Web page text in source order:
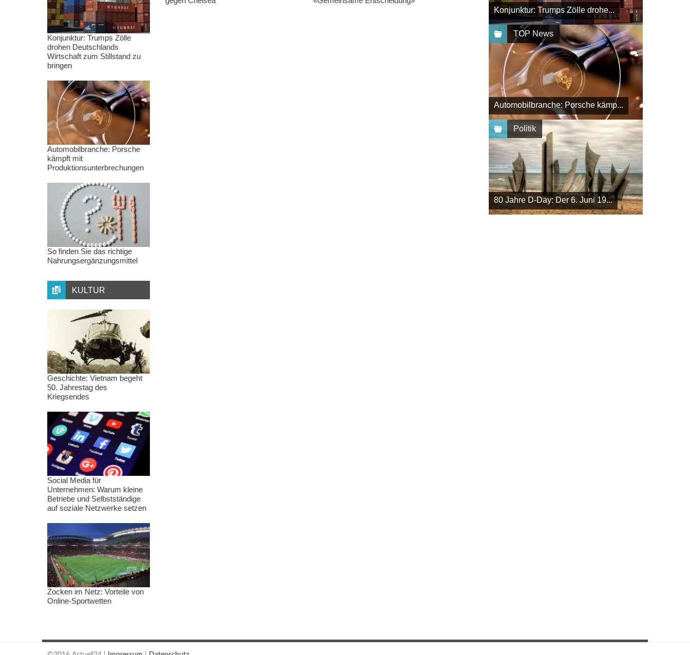
Konjunktur: Trumps Zölle drohe...
TOP News
Automobilbranche: Porsche kämp...
Politik
80 Jahre D-Day: Der 6. Juni 19...
Konjunktur: Trumps Zölle
drohen Deutschlands
Wirtschaft zum Stillstand zu
bringen
Automobilbranche: Porsche
kämpft mit
Produktionsunterbrechungen
So finden Sie das richtige
Nahrungsergänzungsmittel
KULTUR
Geschichte: Vietnam begeht
50. Jahrestag des
Kriegsendes
Social Media für
Unternehmen: Warum kleine
Betriebe und Selbstständige
auf soziale Netzwerke setzen
Zocken im Netz: Vorteile von
Online-Sportwetten